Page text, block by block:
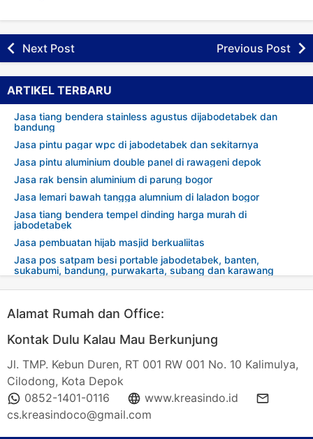
Next Post Previous Post
ARTIKEL TERBARU
Jasa tiang bendera stainless agustus dijabodetabek dan
bandung
Jasa pintu pagar wpc di jabodetabek dan sekitarnya
Jasa pintu aluminium double panel di rawageni depok
Jasa rak bensin aluminium di parung bogor
Jasa lemari bawah tangga alumnium di laladon bogor
Jasa tiang bendera tempel dinding harga murah di
jabodetabek
Jasa pembuatan hijab masjid berkualiitas
Jasa pos satpam besi portable jabodetabek, banten,
sukabumi, bandung, purwakarta, subang dan karawang
Alamat Rumah dan Office:
Kontak Dulu Kalau Mau Berkunjung
Jl. TMP. Kebun Duren, RT 001 RW 001 No. 10 Kalimulya,
Cilodong, Kota Depok
0852-1401-0116
www.kreasindo.id
cs.kreasindoco@gmail.com